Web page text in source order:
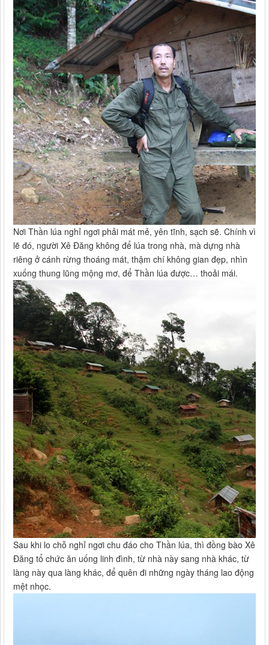
Nơi Thần lúa nghỉ ngơi phải mát mẻ, yên tĩnh, sạch sẽ. Chính vì
lẽ đó, người Xê Đăng không để lúa trong nhà, mà dựng nhà
riêng ở cánh rừng thoáng mát, thậm chí không gian đẹp, nhìn
xuống thung lũng mộng mơ, để Thần lúa được… thoải mái.
Sau khi lo chỗ nghỉ ngơi chu đáo cho Thần lúa, thì đồng bào Xê
Đăng tổ chức ăn uống linh đình, từ nhà này sang nhà khác, từ
làng này qua làng khác, để quên đi những ngày tháng lao động
mệt nhọc.